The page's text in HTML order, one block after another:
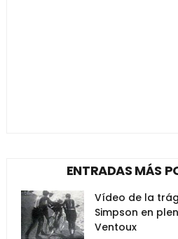
ENTRADAS MÁS
Vídeo de la
Simpson en
Ventoux